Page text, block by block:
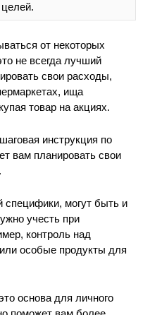
от некоторых
не всегда лучший
свои расходы,
ища
товар на акциях.
инструкция по
вам планировать свои
специфики, могут быть и
учесть при
контроль над
особые продукты для
основа для личного